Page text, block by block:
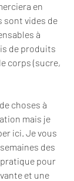
en
sont vides de
à
de produits
corps (sucre,
choses à
mais je
ici. Je vous
des
pour
et une